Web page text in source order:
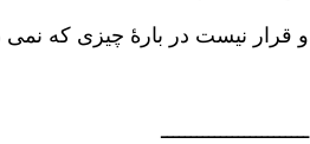
و قرار نیست در بارهٔ چیزی که نمی
ـــــــــــــــــــــــــ